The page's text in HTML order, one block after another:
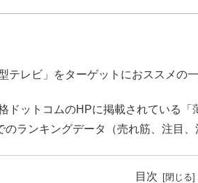
テレビ」をターゲットにおススメの
ドットコムのHPに掲載されている
のランキングデータ（売れ筋、注目、
目次